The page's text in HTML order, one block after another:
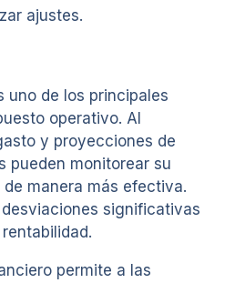
ajustes.
uno de los principales
operativo. Al
y proyecciones de
pueden monitorear su
manera más efectiva.
significativas
permite a las